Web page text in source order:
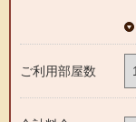
ご利用部屋数